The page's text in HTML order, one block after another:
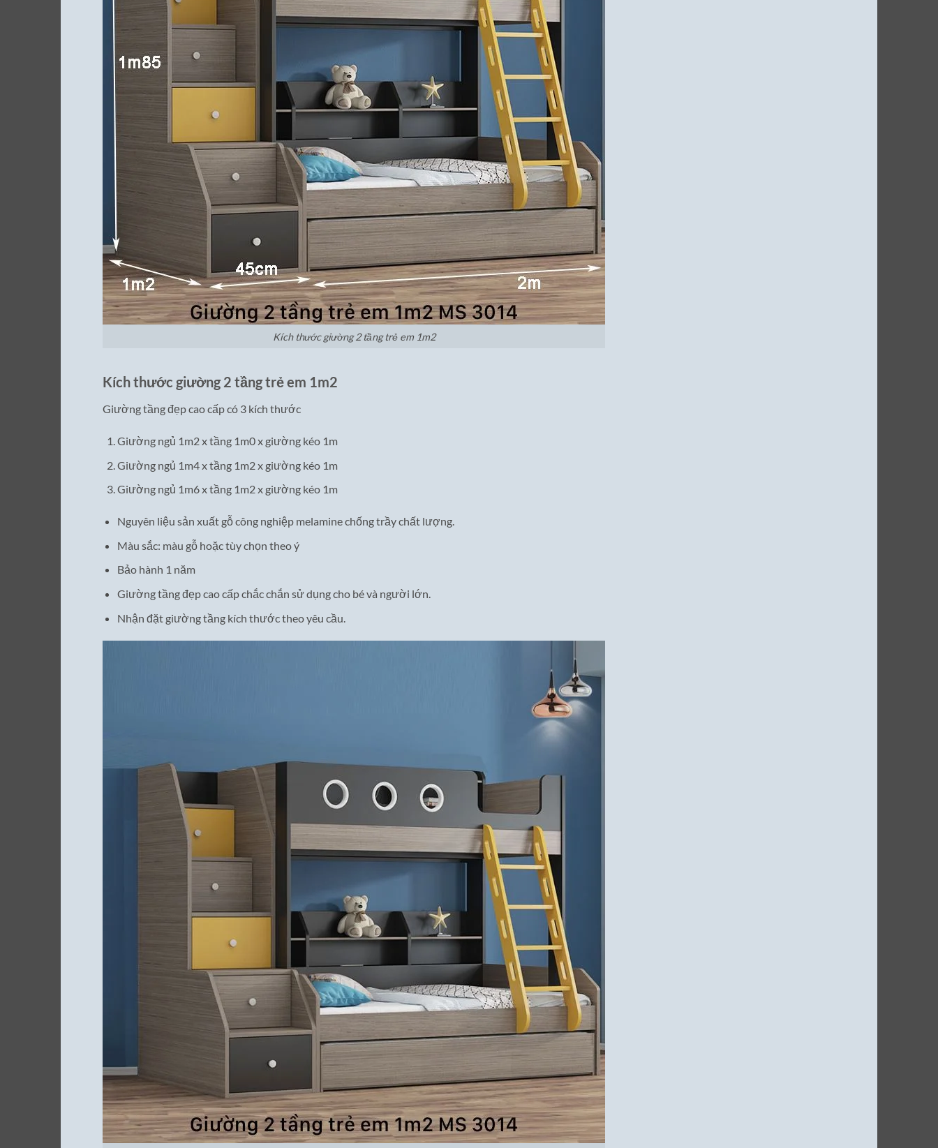
Kích thước giường 2 tầng trẻ em 1m2
Kích thước giường 2 tầng trẻ em 1m2
Giường tầng đẹp cao cấp có 3 kích thước
Giường ngủ 1m2 x tầng 1m0 x giường kéo 1m
Giường ngủ 1m4 x tầng 1m2 x giường kéo 1m
Giường ngủ 1m6 x tầng 1m2 x giường kéo 1m
Nguyên liệu sản xuất gỗ công nghiệp melamine chống trầy chất lượng.
Màu sắc: màu gỗ hoặc tùy chọn theo ý
Bảo hành 1 năm
Giường tầng đẹp cao cấp chắc chắn sử dụng cho bé và người lớn.
Nhận đặt giường tầng kích thước theo yêu cầu.